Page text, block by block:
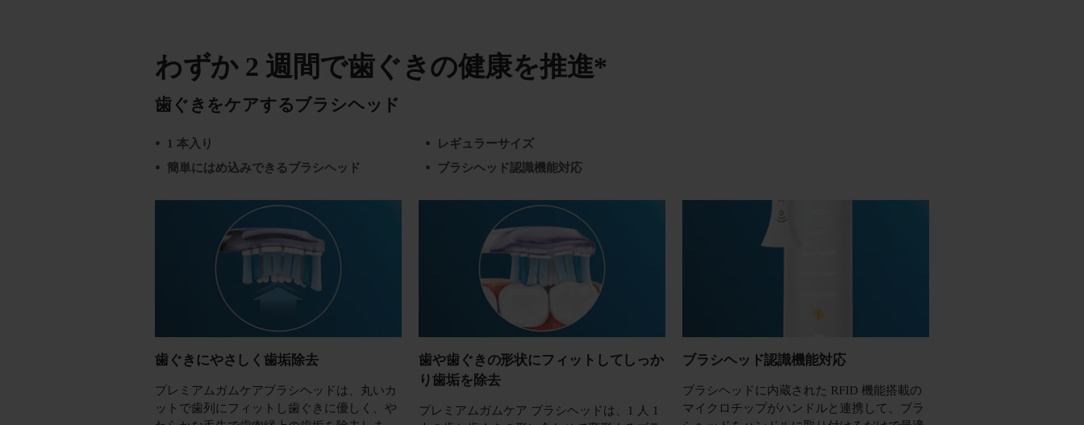
わずか 2 週間で歯ぐきの健康を推進*
歯ぐきをケアするブラシヘッド
1 本入り
レギュラーサイズ
簡単にはめ込みできるブラシヘッド
ブラシヘッド認識機能対応
歯ぐきにやさしく歯垢除去
プレミアムガムケアブラシヘッドは、丸いカ
ットで歯列にフィットし歯ぐきに優しく、や
歯や歯ぐきの形状にフィットしてしっか
り歯垢を除去
プレミアムガムケア ブラシヘッドは、1 人 1
ブラシヘッド認識機能対応
ブラシヘッドに内蔵された RFID 機能搭載の
マイクロチップがハンドルと連携して、ブラ